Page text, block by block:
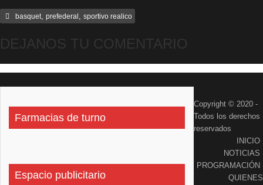
basquet, prefederal , sportivo realico
DEJANOS TU COMENTARIO
Farmacias de turno
Espacio publicitario
Copyright © 2020 -
Todos los derechos
reservados
INICIO
NOTICIAS
PROGRAMACIÓN
QUIENES